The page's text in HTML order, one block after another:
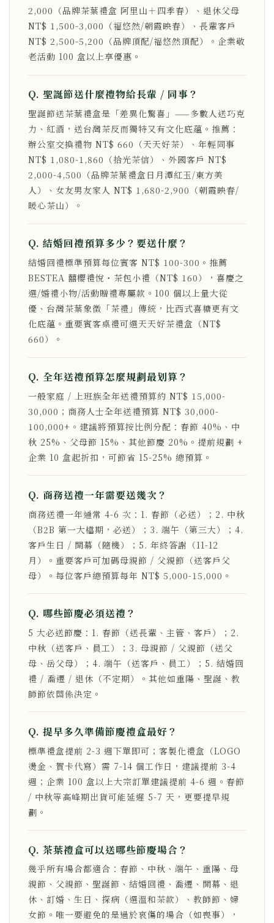
2,000（品牌茶葉禮盒 阿里山＋四季春）、退休父母
NT$ 1,500-3,000（福悠然/朝霞映春）、長輩客戶
NT$ 2,500-5,200（品牌頂配/福悠然頂配）。企業敬
老活動 100 盒以上享優惠。
Q. 聖誕節送什麼禮物給長輩 / 同事？
聖誕節送茶葉禮盒是「差異化驚喜」——多數人送巧克
力、紅酒，送台灣茶反而獨特又有文化底蘊。推薦：
辦公室交換禮物 NT$ 660（天天好茶）、年輕同事
NT$ 1,080-1,860（拾光茶信）、外國客戶 NT$
2,000-4,500（品牌茶葉禮盒日月潭紅玉/東方美
人）、女友男友家人 NT$ 1,680-2,900（朝霞映春/
暖心茶山）。
Q. 結婚回禮預算多少？要送什麼？
結婚回禮標準預算每位賓客 NT$ 100-300。推薦
BESTEA 囍櫻禮悅・茶包小禮（NT$ 160），喜慶之
選/婚禮小物/活動贈禮專屬款。100 個以上量大從
優、台灣茶葉象徵「茶禮」傳統，比西式喜糖更有文
化底蘊。重要賓客桌禮可選天天好茶禮盒（NT$
660）。
Q. 全年送禮預算怎麼規劃最划算？
一般家庭 / 上班族全年送禮預算約 NT$ 15,000-
30,000；商務人士全年送禮預算 NT$ 30,000-
100,000+。建議將預算按比例分配：春節 40%、中
秋 25%、父母節 15%、其他節慶 20%。提前規劃 +
企業 10 盒起折扣，可節省 15-25% 總預算。
Q. 商務送禮一年需要送幾次？
商務送禮一年通常 4-6 次：1. 春節（必送）；2. 中秋
（B2B 第一大檔期，必送）；3. 端午（第三大）；4.
客戶生日 / 開幕（隨機）；5. 年終答謝（11-12
月）。重要客戶可加碼母親節 / 父親節（送客戶父
母）。每位客戶總預算每年 NT$ 5,000-15,000。
Q. 哪些節慶必須送禮？
5 大必送節慶：1. 春節（送長輩、主管、客戶）；2.
中秋（送客戶、員工）；3. 母親節 / 父親節（送父
母、岳父母）；4. 端午（送客戶、員工）；5. 結婚回
禮 / 喬遷 / 退休（不定期）。其他如重陽、聖誕、教
師節依關係決定。
Q. 提早多久準備節慶禮盒最好？
標準禮盒提前 2-3 週下單即可；客製化禮盒（LOGO
燙金、賀卡代寫）需 7-14 個工作日，建議提前 3-4
週；企業 100 盒以上大宗訂單建議提前 4-6 週。春節
/ 中秋等高峰期出貨可能延遲 5-7 天，更要提早規
劃。
Q. 茶葉禮盒可以送哪些節慶場合？
幾乎所有場合都適合：春節、中秋、端午、重陽、母
親節、父親節、聖誕節、結婚回禮、喬遷、開幕、退
休、訂婚、生日、探病（選溫和茶款）、教師節、婦
女節。唯一要避免的是過於哀傷的場合（如喪事），